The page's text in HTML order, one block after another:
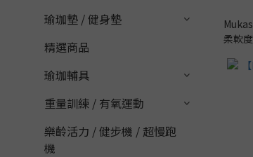
瑜珈墊 / 健身墊
精選商品
瑜珈輔具
重量訓練 / 有氧運動
樂齡活力 / 健步機 / 超慢跑
機
柔軟